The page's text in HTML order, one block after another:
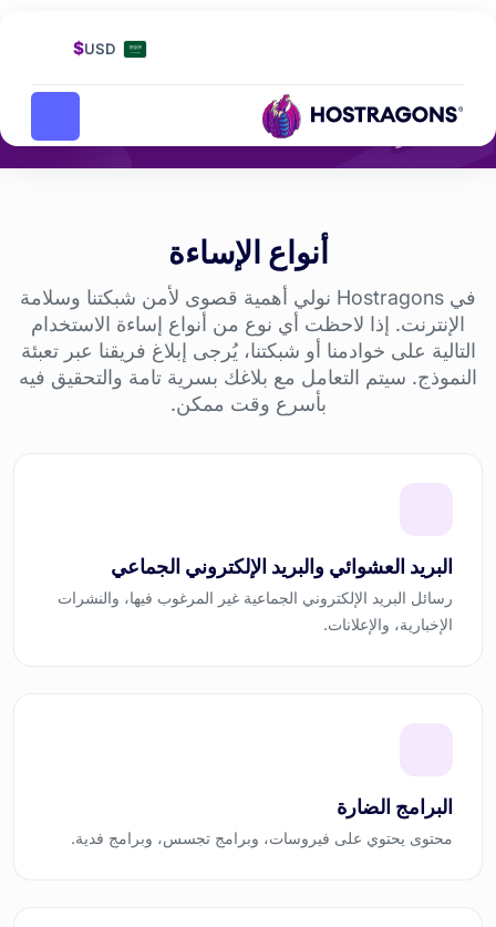
$USD
الإبلاغ عن إساءة استخدام
يمكنك الإبلاغ عن أي إساءة استخدام على شبكتنا هنا. جميع
أنواع الإساءة
في Hostragons نولي أهمية قصوى لأمن شبكتنا وسلامة
الإنترنت. إذا لاحظت أي نوع من أنواع إساءة الاستخدام
التالية على خوادمنا أو شبكتنا، يُرجى إبلاغ فريقنا عبر تعبئة
النموذج. سيتم التعامل مع بلاغك بسرية تامة والتحقيق فيه
بأسرع وقت ممكن.
البريد العشوائي والبريد الإلكتروني الجماعي
رسائل البريد الإلكتروني الجماعية غير المرغوب فيها، والنشرات
الإخبارية، والإعلانات.
البرامج الضارة
محتوى يحتوي على فيروسات، وبرامج تجسس، وبرامج فدية.